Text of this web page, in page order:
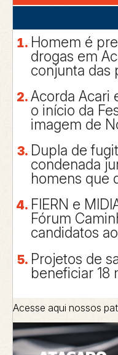
Homem é
drogas em
conjunta das
Acorda Acari
o início da
imagem de
Dupla de
condenada
homens que
FIERN e
Fórum
candidatos
Projetos de
beneficiar 18
Acesse aqui nossos